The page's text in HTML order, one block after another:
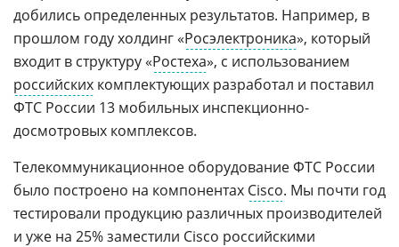
добились определенных результатов. Например, в
прошлом году холдинг «Росэлектроника», который
входит в структуру «Ростеха», с использованием
российских комплектующих разработал и поставил
ФТС России 13 мобильных инспекционно-
досмотровых комплексов.
Телекоммуникационное оборудование ФТС России
было построено на компонентах Cisco. Мы почти год
тестировали продукцию различных производителей
и уже на 25% заместили Cisco российскими